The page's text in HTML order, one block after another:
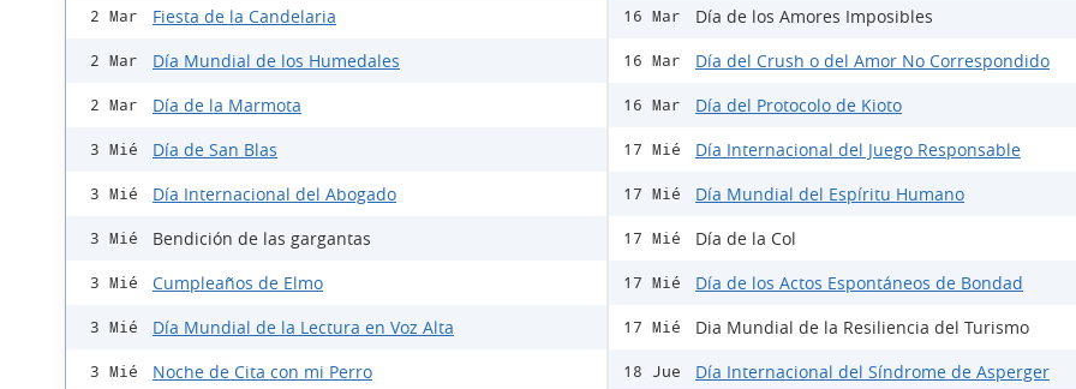
2 Mar Fiesta de la Candelaria
2 Mar Día Mundial de los Humedales
2 Mar Día de la Marmota
3 Mié Día de San Blas
3 Mié Día Internacional del Abogado
3 Mié Bendición de las gargantas
3 Mié Cumpleaños de Elmo
3 Mié Día Mundial de la Lectura en Voz Alta
3 Mié Noche de Cita con mi Perro
16 Mar Día de los Amores Imposibles
16 Mar Día del Crush o del Amor No Correspondido
16 Mar Día del Protocolo de Kioto
17 Mié Día Internacional del Juego Responsable
17 Mié Día Mundial del Espíritu Humano
17 Mié Día de la Col
17 Mié Día de los Actos Espontáneos de Bondad
17 Mié Dia Mundial de la Resiliencia del Turismo
18 Jue Día Internacional del Síndrome de Asperger